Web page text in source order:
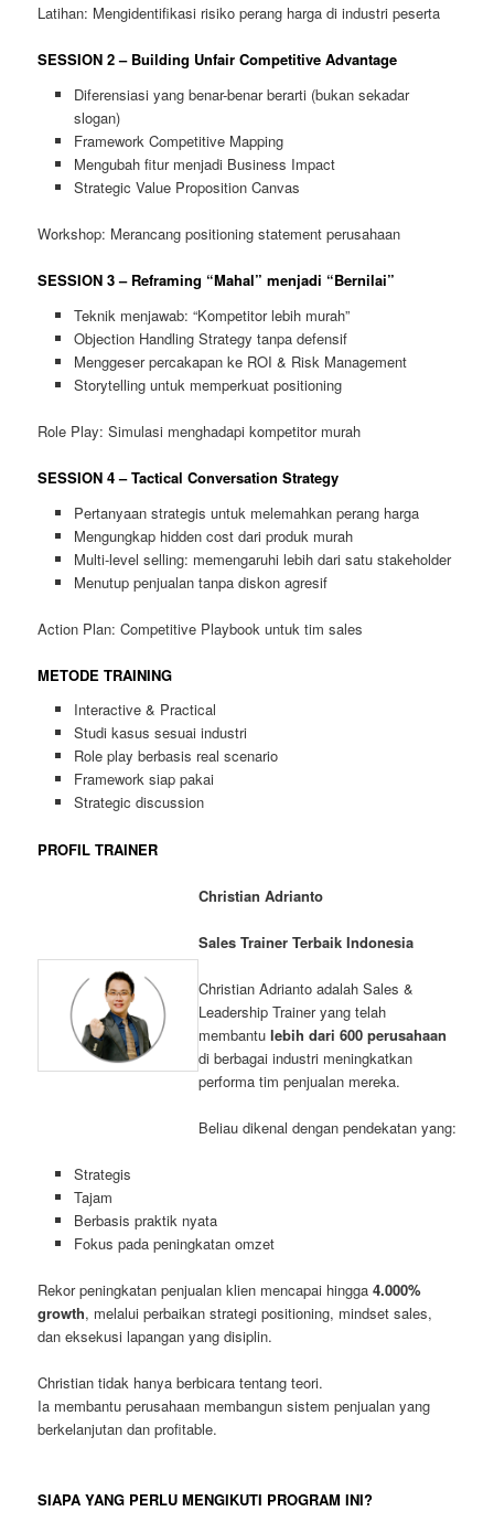
Latihan: Mengidentifikasi risiko perang harga di industri peserta
SESSION 2 – Building Unfair Competitive Advantage
Diferensiasi yang benar-benar berarti (bukan sekadar
slogan)
Framework Competitive Mapping
Mengubah fitur menjadi Business Impact
Strategic Value Proposition Canvas
Workshop: Merancang positioning statement perusahaan
SESSION 3 – Reframing “Mahal” menjadi “Bernilai”
Teknik menjawab: “Kompetitor lebih murah”
Objection Handling Strategy tanpa defensif
Menggeser percakapan ke ROI & Risk Management
Storytelling untuk memperkuat positioning
Role Play: Simulasi menghadapi kompetitor murah
SESSION 4 – Tactical Conversation Strategy
Pertanyaan strategis untuk melemahkan perang harga
Mengungkap hidden cost dari produk murah
Multi-level selling: memengaruhi lebih dari satu stakeholder
Menutup penjualan tanpa diskon agresif
Action Plan: Competitive Playbook untuk tim sales
METODE TRAINING
Interactive & Practical
Studi kasus sesuai industri
Role play berbasis real scenario
Framework siap pakai
Strategic discussion
PROFIL TRAINER
Christian Adrianto
Sales Trainer Terbaik Indonesia
Christian Adrianto adalah Sales &
Leadership Trainer yang telah
membantu lebih dari 600 perusahaan
di berbagai industri meningkatkan
performa tim penjualan mereka.
Beliau dikenal dengan pendekatan yang:
Strategis
Tajam
Berbasis praktik nyata
Fokus pada peningkatan omzet
Rekor peningkatan penjualan klien mencapai hingga4.000%
growth, melalui perbaikan strategi positioning, mindset sales,
dan eksekusi lapangan yang disiplin.
Christian tidak hanya berbicara tentang teori.
Ia membantu perusahaan membangun sistem penjualan yang
berkelanjutan dan profitable.
SIAPA YANG PERLU MENGIKUTI PROGRAM INI?